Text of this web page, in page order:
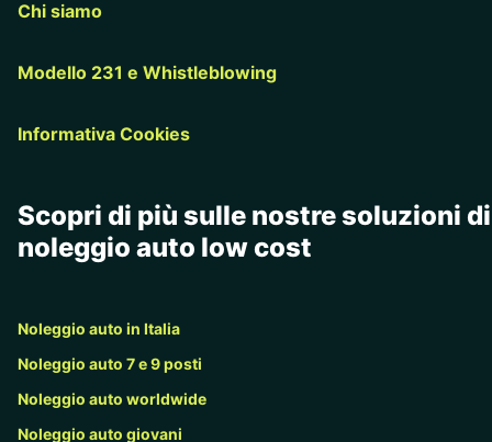
Chi siamo
Modello 231 e Whistleblowing
Informativa Cookies
Scopri di più sulle nostre soluzioni di
noleggio auto low cost
Noleggio auto in Italia
Noleggio auto 7 e 9 posti
Noleggio auto worldwide
Noleggio auto giovani